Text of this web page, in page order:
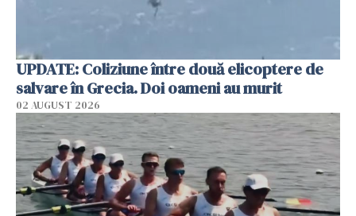
UPDATE: Coliziune între două elicoptere de
salvare în Grecia. Doi oameni au murit
02 AUGUST 2026